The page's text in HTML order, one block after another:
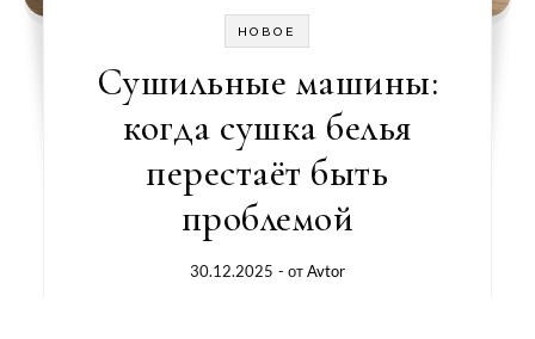
НОВОЕ
Сушильные машины:
когда сушка белья
перестаёт быть
проблемой
30.12.2025 - отAvtor